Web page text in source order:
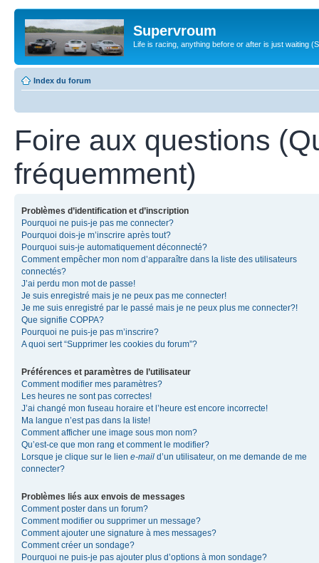
Supervroum
Life is racing, anything before or after is just waiting
Index du forum
Foire aux questions
fréquemment)
Problèmes d’identification et d’inscription
Pourquoi ne puis-je pas me connecter?
Pourquoi dois-je m’inscrire après tout?
Pourquoi suis-je automatiquement déconnecté?
Comment empêcher mon nom d’apparaître dans la liste des utilisateurs
connectés?
J’ai perdu mon mot de passe!
Je suis enregistré mais je ne peux pas me connecter!
Je me suis enregistré par le passé mais je ne peux plus me connecter?!
Que signifie COPPA?
Pourquoi ne puis-je pas m’inscrire?
A quoi sert “Supprimer les cookies du forum”?
Préférences et paramètres de l’utilisateur
Comment modifier mes paramètres?
Les heures ne sont pas correctes!
J’ai changé mon fuseau horaire et l’heure est encore incorrecte!
Ma langue n’est pas dans la liste!
Comment afficher une image sous mon nom?
Qu’est-ce que mon rang et comment le modifier?
Lorsque je clique sur le lien e-mail d’un utilisateur, on me demande de me
connecter?
Problèmes liés aux envois de messages
Comment poster dans un forum?
Comment modifier ou supprimer un message?
Comment ajouter une signature à mes messages?
Comment créer un sondage?
Pourquoi ne puis-je pas ajouter plus d’options à mon sondage?